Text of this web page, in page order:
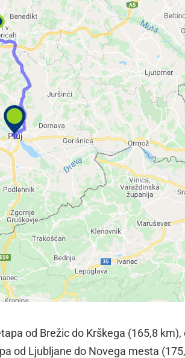
od Brežic do Krškega (165,8
od Ljubljane do Novega mesta